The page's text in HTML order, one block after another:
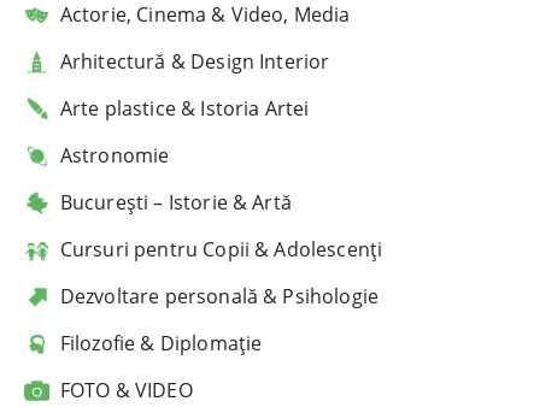
Actorie, Cinema & Video, Media
Arhitectură & Design Interior
Arte plastice & Istoria Artei
Astronomie
București – Istorie & Artă
Cursuri pentru Copii & Adolescenți
Dezvoltare personală & Psihologie
Filozofie & Diplomație
FOTO & VIDEO